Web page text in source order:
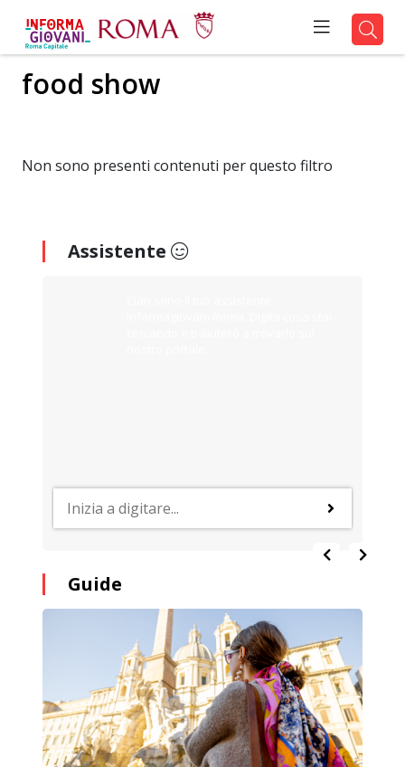
food show
Non sono presenti contenuti per questo filtro
Assistente
Guide